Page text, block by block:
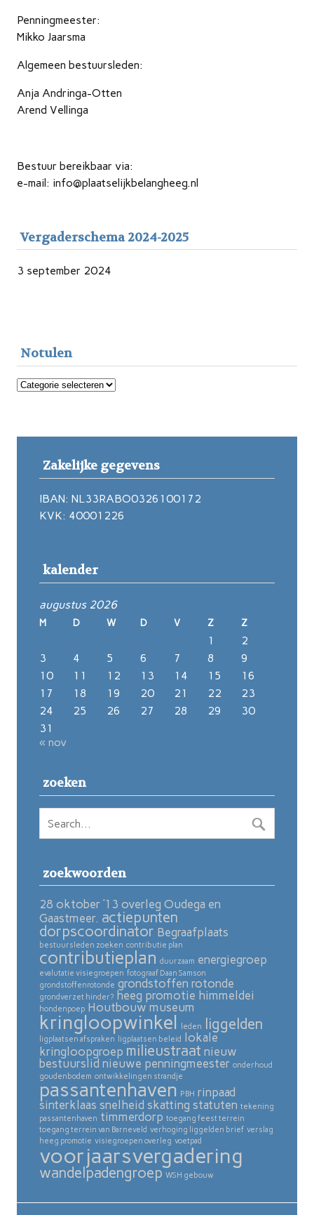
Penningmeester:
Mikko Jaarsma
Algemeen bestuursleden:
Anja Andringa-Otten
Arend Vellinga
Bestuur bereikbaar via:
e-mail: info@plaatselijkbelangheeg.nl
Vergaderschema 2024-2025
3 september 2024
Notulen
Notulen
Zakelijke gegevens
IBAN: NL33RABO0326100172
KVK: 40001226
kalender
augustus 2026
M D W D V Z Z
1
2
3
4 5 6 7 8
9
10
11 12 13 14 15
16
17
18 19 20 21 22
23
24
25 26 27 28 29
30
31
« nov
zoeken
zoekwoorden
28 oktober ’13 overleg Oudega en
Gaastmeer. actiepunten
dorpscoordinator Begraafplaats
bestuursleden zoeken contributie plan
contributieplan duurzaam energiegroep
evalutatie visiegroepen fotograaf Daan Samson
grondstoffenrotonde grondstoffen rotonde
grondverzet hinder? heeg promotie himmeldei
hondenpoep Houtbouw museum
kringloopwinkel leden liggelden
ligplaatsen afspraken ligplaatsen beleid lokale
kringloopgroep milieustraat nieuw
bestuurslid nieuwe penningmeester onderhoud
goudenbodem ontwikkelingen strandje
passantenhaven PBH rinpaad
sinterklaas snelheid skatting statuten tekening
passantenhaven timmerdorp toegang feest terrein
toegang terrein van Barneveld verhoging liggelden brief verslag
heeg promotie visiegroepen overleg voetpad
voorjaarsvergadering
wandelpadengroep WSH gebouw